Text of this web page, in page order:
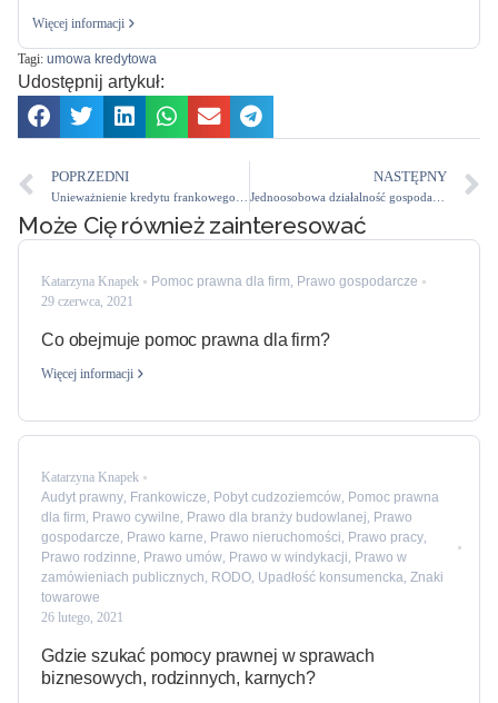
Więcej informacji
Tagi: umowa kredytowa
Udostępnij artykuł:
POPRZEDNI NASTĘPNY
Może Cię również zainteresować
Katarzyna Knapek Pomoc prawna dla firm, Prawo gospodarcze
29 czerwca, 2021
Co obejmuje pomoc prawna dla firm?
Więcej informacji
Katarzyna Knapek
Audyt prawny, Frankowicze, Pobyt cudzoziemców, Pomoc prawna
dla firm, Prawo cywilne, Prawo dla branży budowlanej, Prawo
gospodarcze, Prawo karne, Prawo nieruchomości, Prawo pracy,
Prawo rodzinne, Prawo umów, Prawo w windykacji, Prawo w
zamówieniach publicznych, RODO, Upadłość konsumencka, Znaki
towarowe
26 lutego, 2021
Gdzie szukać pomocy prawnej w sprawach
biznesowych, rodzinnych, karnych?